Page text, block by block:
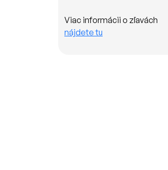
Viac informácii o zľavách
nájdete tu